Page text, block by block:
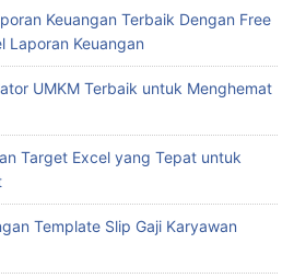
Keuangan Terbaik Dengan Free
Laporan Keuangan
UMKM Terbaik untuk Menghemat
Target Excel yang Tepat untuk
Template Slip Gaji Karyawan